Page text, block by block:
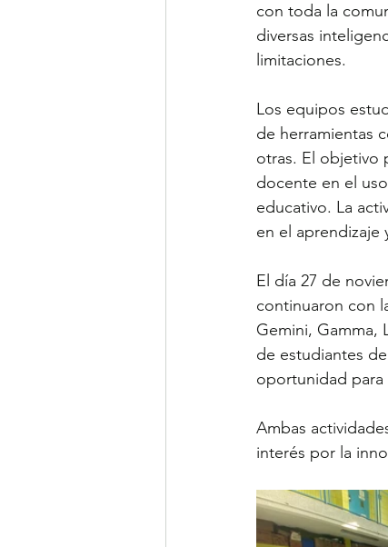
con toda la
diversas
limitaciones.
Los equipos
de herramientas
otras. El objetivo
docente en el
educativo. La
en el aprendizaje
El día 27 de
continuaron con
Gemini, Gamma,
de estudiantes
oportunidad para
Ambas
interés por la